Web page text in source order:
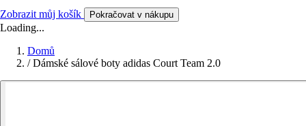
Zobrazit můj košík Pokračovat v nákupu
Loading...
Domů
/ Dámské sálové boty adidas Court Team 2.0